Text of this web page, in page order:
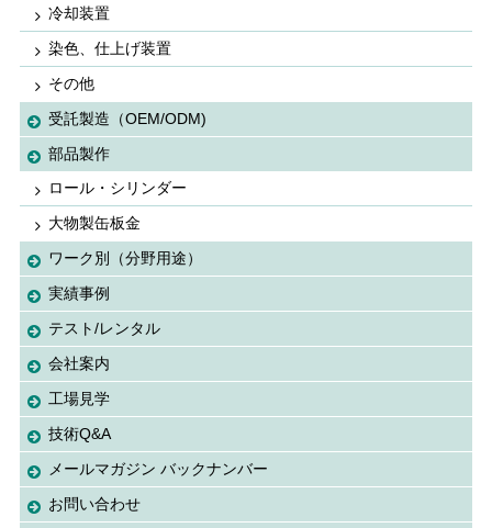
冷却装置
染色、仕上げ装置
その他
受託製造（OEM/ODM)
部品製作
ロール・シリンダー
大物製缶板金
ワーク別（分野用途）
実績事例
テスト/レンタル
会社案内
工場見学
技術Q&A
メールマガジン バックナンバー
お問い合わせ